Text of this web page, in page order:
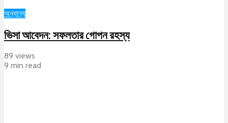
অন্যান্য
ভিসা আবেদন: সফলতার গোপন রহস্য
89 views
9 min read